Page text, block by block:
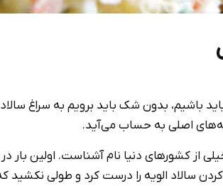
باشیم، بدون شک باید برویم به سراغ
اصلی به حساب می‌آید.
کردن سالاد الویه را درست کرد و طولی